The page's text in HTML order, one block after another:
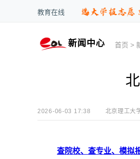
教育在线
新闻中心 首页 >
2026-06-03 17:38 北京理工大
查院校、查专业、模拟